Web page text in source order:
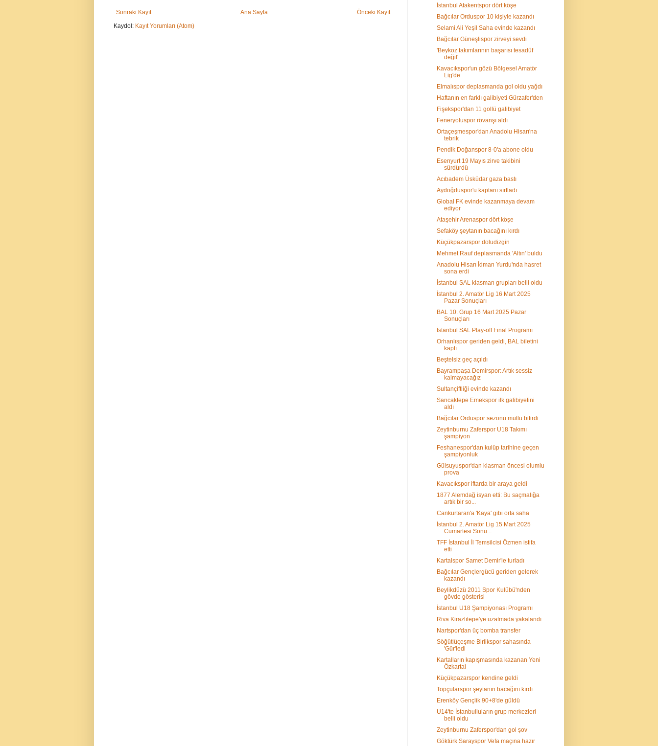
Sonraki Kayıt Önceki Kayıt
Ana Sayfa
Kaydol: Kayıt Yorumları (Atom)
İstanbul Atakentspor dört köşe
Bağcılar Orduspor 10 kişiyle kazandı
Selami Ali Yeşil Saha evinde kazandı
Bağcılar Güneşlispor zirveyi sevdi
'Beykoz takımlarının başarısı tesadüf
değil'
Kavacıkspor'un gözü Bölgesel Amatör
Lig'de
Elmalıspor deplasmanda gol oldu yağdı
Haftanın en farklı galibiyeti Gürzafer'den
Fişekspor'dan 11 gollü galibiyet
Feneryoluspor rövanşı aldı
Ortaçeşmespor'dan Anadolu Hisarı'na
tebrik
Pendik Doğanspor 8-0'a abone oldu
Esenyurt 19 Mayıs zirve takibini
sürdürdü
Acıbadem Üsküdar gaza bastı
Aydoğduspor'u kaptanı sırtladı
Global FK evinde kazanmaya devam
ediyor
Ataşehir Arenaspor dört köşe
Sefaköy şeytanın bacağını kırdı
Küçükpazarspor doludizgin
Mehmet Rauf deplasmanda 'Altın' buldu
Anadolu Hisarı İdman Yurdu'nda hasret
sona erdi
İstanbul SAL klasman grupları belli oldu
İstanbul 2. Amatör Lig 16 Mart 2025
Pazar Sonuçları
BAL 10. Grup 16 Mart 2025 Pazar
Sonuçları
İstanbul SAL Play-off Final Programı
Orhanlıspor geriden geldi, BAL biletini
kaptı
Beştelsiz geç açıldı
Bayrampaşa Demirspor: Artık sessiz
kalmayacağız
Sultançiftliği evinde kazandı
Sancaktepe Emekspor ilk galibiyetini
aldı
Bağcılar Orduspor sezonu mutlu bitirdi
Zeytinburnu Zaferspor U18 Takımı
şampiyon
Feshanespor'dan kulüp tarihine geçen
şampiyonluk
Gülsuyuspor'dan klasman öncesi olumlu
prova
Kavacıkspor iftarda bir araya geldi
1877 Alemdağ isyan etti: Bu saçmalığa
artık bir so...
Cankurtaran'a 'Kaya' gibi orta saha
İstanbul 2. Amatör Lig 15 Mart 2025
Cumartesi Sonu...
TFF İstanbul İl Temsilcisi Özmen istifa
etti
Kartalspor Samet Demir'le turladı
Bağcılar Gençlergücü geriden gelerek
kazandı
Beylikdüzü 2011 Spor Kulübü'nden
gövde gösterisi
İstanbul U18 Şampiyonası Programı
Riva Kirazlıtepe'ye uzatmada yakalandı
Nartspor'dan üç bomba transfer
Söğütlüçeşme Birlikspor sahasında
'Gür'ledi
Kartalların kapışmasında kazanan Yeni
Özkartal
Küçükpazarspor kendine geldi
Topçularspor şeytanın bacağını kırdı
Erenköy Gençlik 90+8'de güldü
U14'te İstanbulluların grup merkezleri
belli oldu
Zeytinburnu Zaferspor'dan gol şov
Göktürk Sarayspor Vefa maçına hazır